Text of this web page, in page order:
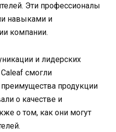
Эти профессионалы
навыками и
компании.
и лидерских
смогли
продукции
о качестве и
о том, как они могут